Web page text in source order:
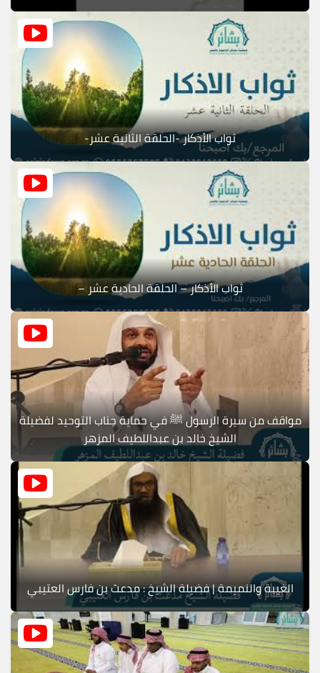
ثواب الأذكار -الحلقة الثانية عشر-
ثواب الأذكار – الحلقة الحادية عشر –
مواقف من سيرة الرسول ﷺ في حماية جناب التوحيد لفضيلة
الشيخ خالد بن عبداللطيف المزهر
الغيبة والنميمة | فضيلة الشيخ : مدعث بن فارس العتيبي